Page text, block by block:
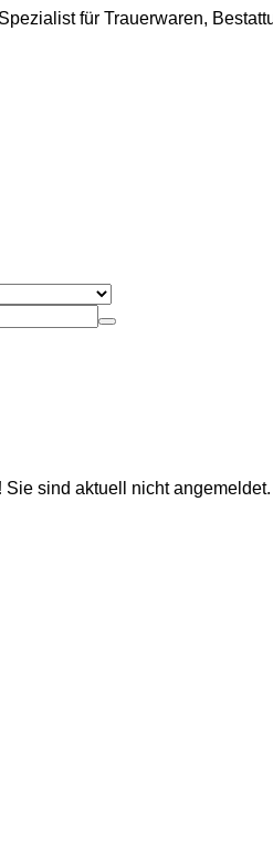
für Trauerwaren,
Sie sind aktuell nicht